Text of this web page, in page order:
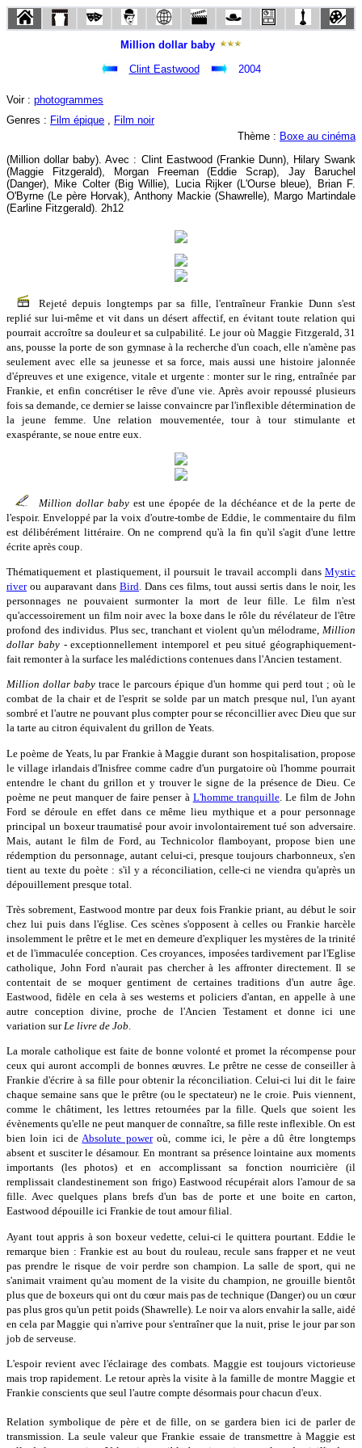
Million dollar baby
Clint Eastwood
2004
Voir : photogrammes
Genres : Film épique , Film noir
Thème : Boxe au cinéma
(Million dollar baby). Avec : Clint Eastwood (Frankie Dunn), Hilary Swank
(Maggie Fitzgerald), Morgan Freeman (Eddie Scrap), Jay Baruchel
(Danger), Mike Colter (Big Willie), Lucia Rijker (L'Ourse bleue), Brian F.
O'Byrne (Le père Horvak), Anthony Mackie (Shawrelle), Margo Martindale
(Earline Fitzgerald). 2h12
Rejeté depuis longtemps par sa fille, l'entraîneur Frankie Dunn s'est
replié sur lui-même et vit dans un désert affectif, en évitant toute relation qui
pourrait accroître sa douleur et sa culpabilité. Le jour où Maggie Fitzgerald, 31
ans, pousse la porte de son gymnase à la recherche d'un coach, elle n'amène pas
seulement avec elle sa jeunesse et sa force, mais aussi une histoire jalonnée
d'épreuves et une exigence, vitale et urgente : monter sur le ring, entraînée par
Frankie, et enfin concrétiser le rêve d'une vie. Après avoir repoussé plusieurs
fois sa demande, ce dernier se laisse convaincre par l'inflexible détermination de
la jeune femme. Une relation mouvementée, tour à tour stimulante et
exaspérante, se noue entre eux.
Million dollar babyest une épopée de la déchéance et de la perte de
l'espoir. Enveloppé par la voix d'outre-tombe de Eddie, le commentaire du film
est délibérément littéraire. On ne comprend qu'à la fin qu'il s'agit d'une lettre
écrite après coup.
Thématiquement et plastiquement, il poursuit le travail accompli dans Mystic
riverou auparavant dans Bird . Dans ces films, tout aussi sertis dans le noir, les
personnages ne pouvaient surmonter la mort de leur fille. Le film n'est
qu'accessoirement un film noir avec la boxe dans le rôle du révélateur de l'être
profond des individus. Plus sec, tranchant et violent qu'un mélodrame, Million
dollar baby- exceptionnellement intemporel et peu situé géographiquement-
fait remonter à la surface les malédictions contenues dans l'Ancien testament.
Million dollar baby trace le parcours épique d'un homme qui perd tout ; où le
combat de la chair et de l'esprit se solde par un match presque nul, l'un ayant
sombré et l'autre ne pouvant plus compter pour se réconcillier avec Dieu que sur
la tarte au citron équivalent du grillon de Yeats.
Le poème de Yeats, lu par Frankie à Maggie durant son hospitalisation, propose
le village irlandais d'Inisfree comme cadre d'un purgatoire où l'homme pourrait
entendre le chant du grillon et y trouver le signe de la présence de Dieu. Ce
poème ne peut manquer de faire penser à L'homme tranquille. Le film de John
Ford se déroule en effet dans ce même lieu mythique et a pour personnage
principal un boxeur traumatisé pour avoir involontairement tué son adversaire.
Mais, autant le film de Ford, au Technicolor flamboyant, propose bien une
rédemption du personnage, autant celui-ci, presque toujours charbonneux, s'en
tient au texte du poète : s'il y a réconciliation, celle-ci ne viendra qu'après un
dépouillement presque total.
Très sobrement, Eastwood montre par deux fois Frankie priant, au début le soir
chez lui puis dans l'église. Ces scènes s'opposent à celles ou Frankie harcèle
insolemment le prêtre et le met en demeure d'expliquer les mystères de la trinité
et de l'immaculée conception. Ces croyances, imposées tardivement par l'Eglise
catholique, John Ford n'aurait pas chercher à les affronter directement. Il se
contentait de se moquer gentiment de certaines traditions d'un autre âge.
Eastwood, fidèle en cela à ses westerns et policiers d'antan, en appelle à une
autre conception divine, proche de l'Ancien Testament et donne ici une
variation sur Le livre de Job
La morale catholique est faite de bonne volonté et promet la récompense pour
ceux qui auront accompli de bonnes œuvres. Le prêtre ne cesse de conseiller à
Frankie d'écrire à sa fille pour obtenir la réconciliation. Celui-ci lui dit le faire
chaque semaine sans que le prêtre (ou le spectateur) ne le croie. Puis viennent,
comme le châtiment, les lettres retournées par la fille. Quels que soient les
évènements qu'elle ne peut manquer de connaître, sa fille reste inflexible. On est
bien loin ici deAbsolute poweroù, comme ici, le père a dû être longtemps
absent et susciter le désamour. En montrant sa présence lointaine aux moments
importants (les photos) et en accomplissant sa fonction nourricière (il
remplissait clandestinement son frigo) Eastwood récupérait alors l'amour de sa
fille. Avec quelques plans brefs d'un bas de porte et une boite en carton,
Eastwood dépouille ici Frankie de tout amour filial.
Ayant tout appris à son boxeur vedette, celui-ci le quittera pourtant. Eddie le
remarque bien : Frankie est au bout du rouleau, recule sans frapper et ne veut
pas prendre le risque de voir perdre son champion. La salle de sport, qui ne
s'animait vraiment qu'au moment de la visite du champion, ne grouille bientôt
plus que de boxeurs qui ont du cœur mais pas de technique (Danger) ou un cœur
pas plus gros qu'un petit poids (Shawrelle). Le noir va alors envahir la salle, aidé
en cela par Maggie qui n'arrive pour s'entraîner que la nuit, prise le jour par son
job de serveuse.
L'espoir revient avec l'éclairage des combats. Maggie est toujours victorieuse
mais trop rapidement. Le retour après la visite à la famille de montre Maggie et
Frankie conscients que seul l'autre compte désormais pour chacun d'eux.
Relation symbolique de père et de fille, on se gardera bien ici de parler de
transmission. La seule valeur que Frankie essaie de transmettre à Maggie est